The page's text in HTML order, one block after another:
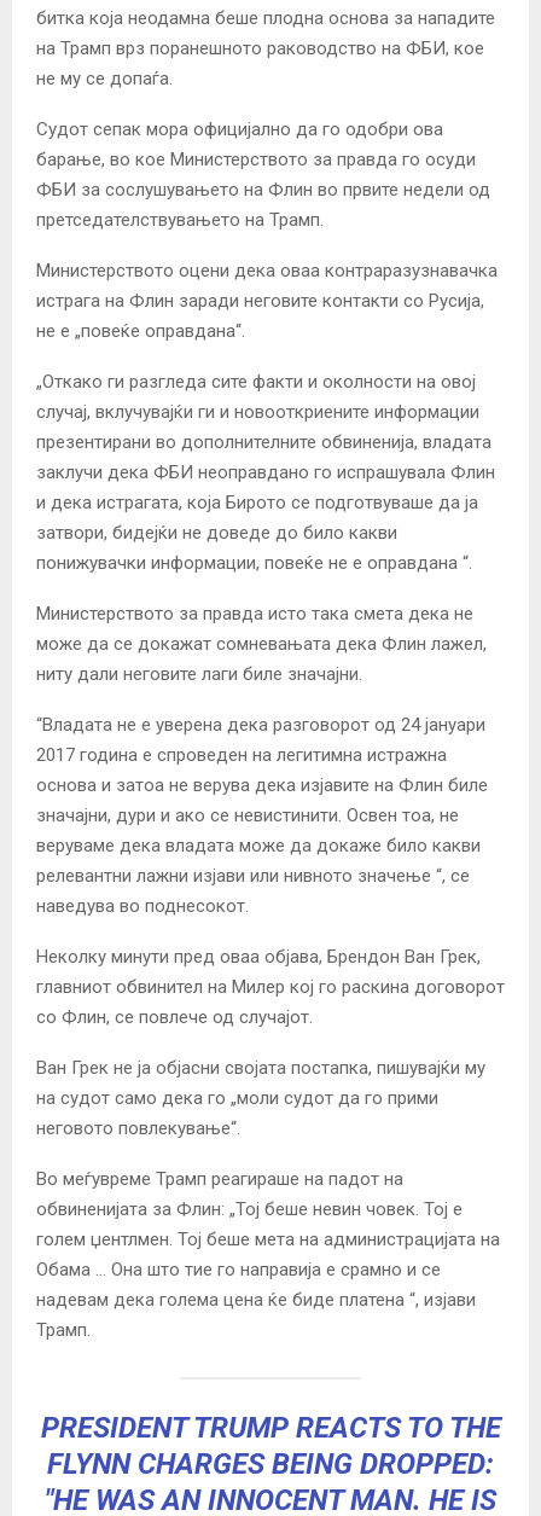
битка која неодамна беше плодна основа за нападите
на Трамп врз поранешното раководство на ФБИ, кое
не му се допаѓа.
Судот сепак мора официјално да го одобри ова
барање, во кое Министерството за правда го осуди
ФБИ за сослушувањето на Флин во првите недели од
претседателствувањето на Трамп.
Министерството оцени дека оваа контраразузнавачка
истрага на Флин заради неговите контакти со Русија,
не е „повеќе оправдана“.
„Откако ги разгледа сите факти и околности на овој
случај, вклучувајќи ги и новооткриените информации
презентирани во дополнителните обвиненија, владата
заклучи дека ФБИ неоправдано го испрашувала Флин
и дека истрагата, која Бирото се подготвуваше да ја
затвори, бидејќи не доведе до било какви
понижувачки информации, повеќе не е оправдана “.
Министерството за правда исто така смета дека не
може да се докажат сомневањата дека Флин лажел,
ниту дали неговите лаги биле значајни.
“Владата не е уверена дека разговорот од 24 јануари
2017 година е спроведен на легитимна истражна
основа и затоа не верува дека изјавите на Флин биле
значајни, дури и ако се невистинити. Освен тоа, не
веруваме дека владата може да докаже било какви
релевантни лажни изјави или нивното значење “, се
наведува во поднесокот.
Неколку минути пред оваа објава, Брендон Ван Грек,
главниот обвинител на Милер кој го раскина договорот
со Флин, се повлече од случајот.
Ван Грек не ја објасни својата постапка, пишувајќи му
на судот само дека го „моли судот да го прими
неговото повлекување“.
Во меѓувреме Трамп реагираше на падот на
обвиненијата за Флин: „Тој беше невин човек. Тој е
голем џентлмен. Тој беше мета на администрацијата на
Обама … Она што тие го направија е срамно и се
надевам дека голема цена ќе биде платена “, изјави
Трамп.
PRESIDENT TRUMP REACTS TO THE
FLYNN CHARGES BEING DROPPED:
"HE WAS AN INNOCENT MAN. HE IS